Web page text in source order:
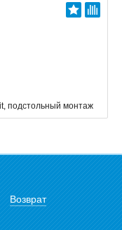
подстольный монтаж
Возврат